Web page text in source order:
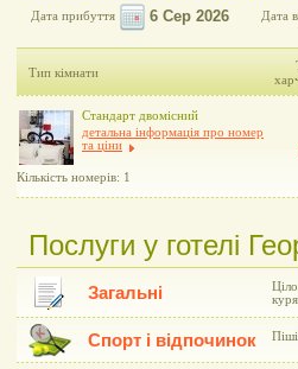
Дата прибуття Дата
Тип кімнати
Стандарт двомісний
детальна інформація про номер
та ціни
Кількість номерів: 1
Послуги у готелі
Загальні
Спорт і відпочинок